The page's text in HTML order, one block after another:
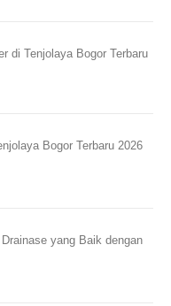
di Tenjolaya Bogor Terbaru
Bogor Terbaru 2026
yang Baik dengan